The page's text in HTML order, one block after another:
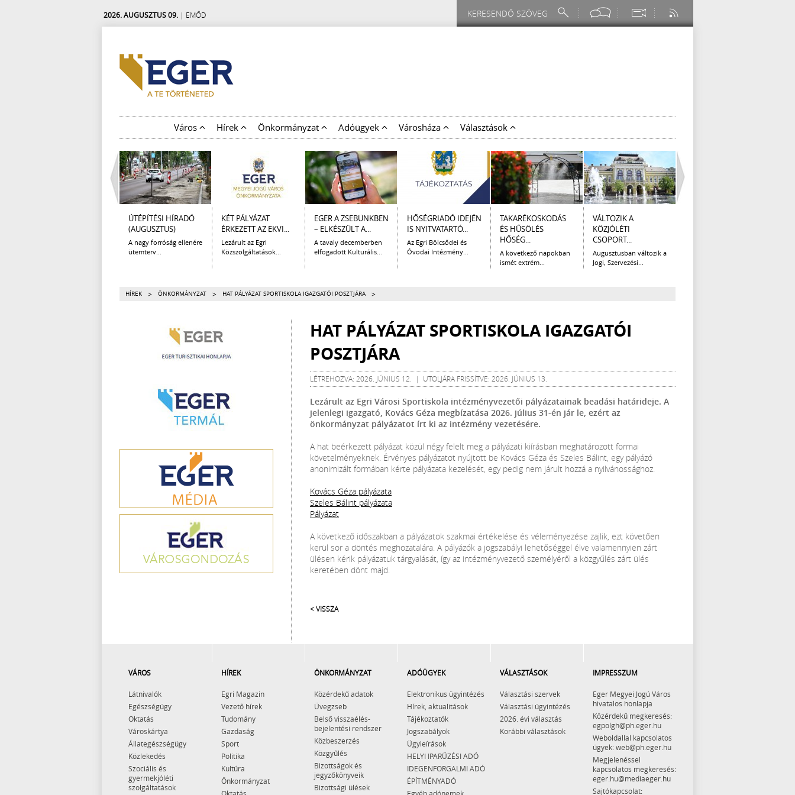
2026. AUGUSZTUS 09. | EMŐD
Város Hírek Önkormányzat Adóügyek Városháza Választások
ÚTÉPÍTÉSI HÍRADÓ
(AUGUSZTUS)
A nagy forróság ellenére
ütemterv...
KÉT PÁLYÁZAT
ÉRKEZETT AZ EKVI...
Lezárult az Egri
Közszolgáltatások...
EGER A ZSEBÜNKBEN
– ELKÉSZÜLT A...
A tavaly decemberben
elfogadott Kulturális...
HŐSÉGRIADÓ IDEJÉN
IS NYITVATARTÓ...
Az Egri Bölcsődei és
Óvodai Intézmény...
TAKARÉKOSKODÁS
ÉS HŰSÖLÉS
HŐSÉG...
A következő napokban
ismét extrém...
VÁLTOZIK A
KÖZJÓLÉTI
CSOPORT...
Augusztusban változik a
Jogi, Szervezési...
HÍREK > ÖNKORMÁNYZAT > HAT PÁLYÁZAT SPORTISKOLA IGAZGATÓI POSZTJÁRA >
HAT PÁLYÁZAT SPORTISKOLA IGAZGATÓI
POSZTJÁRA
LÉTREHOZVA: 2026. JÚNIUS 12. | UTOLJÁRA FRISSÍTVE: 2026. JÚNIUS 13.
Lezárult az Egri Városi Sportiskola intézményvezetői pályázatainak beadási határideje. A
jelenlegi igazgató, Kovács Géza megbízatása 2026. július 31-én jár le, ezért az
önkormányzat pályázatot írt ki az intézmény vezetésére.
A hat beérkezett pályázat közül négy felelt meg a pályázati kiírásban meghatározott formai
követelményeknek. Érvényes pályázatot nyújtott be Kovács Géza és Szeles Bálint, egy pályázó
anonimizált formában kérte pályázata kezelését, egy pedig nem járult hozzá a nyilvánossághoz.
Kovács Géza pályázata
Szeles Bálint pályázata
Pályázat
A következő időszakban a pályázatok szakmai értékelése és véleményezése zajlik, ezt követően
kerül sor a döntés meghozatalára. A pályázók a jogszabályi lehetőséggel élve valamennyien zárt
ülésen kérik pályázatuk tárgyalását, így az intézményvezető személyéről a közgyűlés zárt ülés
keretében dönt majd.
< VISSZA
VÁROS
Látnivalók
Egészségügy
Oktatás
Városkártya
Állategészségügy
Közlekedés
Szociális és
gyermekjóléti
szolgáltatások
HÍREK
Egri Magazin
Vezető hírek
Tudomány
Gazdaság
Sport
Politika
Kultúra
Önkormányzat
ÖNKORMÁNYZAT
Közérdekű adatok
Üvegzseb
Belső visszaélés-
bejelentési rendszer
Közbeszerzés
Közgyűlés
Bizottságok és
jegyzőkönyveik
Bizottsági ülések
ADÓÜGYEK
Elektronikus ügyintézés
Hírek, aktualitások
Tájékoztatók
Jogszabályok
Ügyleírások
HELYI IPARŰZÉSI ADÓ
IDEGENFORGALMI ADÓ
ÉPÍTMÉNYADÓ
VÁLASZTÁSOK
Választási szervek
Választási ügyintézés
2026. évi választás
Korábbi választások
IMPRESSZUM
Eger Megyei Jogú Város
hivatalos honlapja
Közérdekű megkeresés:
egpolgh@ph.eger.hu
Weboldallal kapcsolatos
ügyek: web@ph.eger.hu
Megjelenéssel
kapcsolatos megkeresés:
eger.hu@mediaeger.hu
Sajtókapcsolat: